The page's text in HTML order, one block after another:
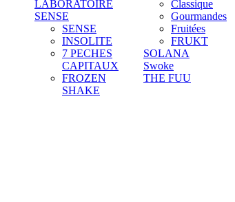
LABORATOIRE
SENSE
SENSE
INSOLITE
7 PECHES
CAPITAUX
FROZEN
SHAKE
Classique
Gourmandes
Fruitées
FRUKT
SOLANA
Swoke
THE FUU